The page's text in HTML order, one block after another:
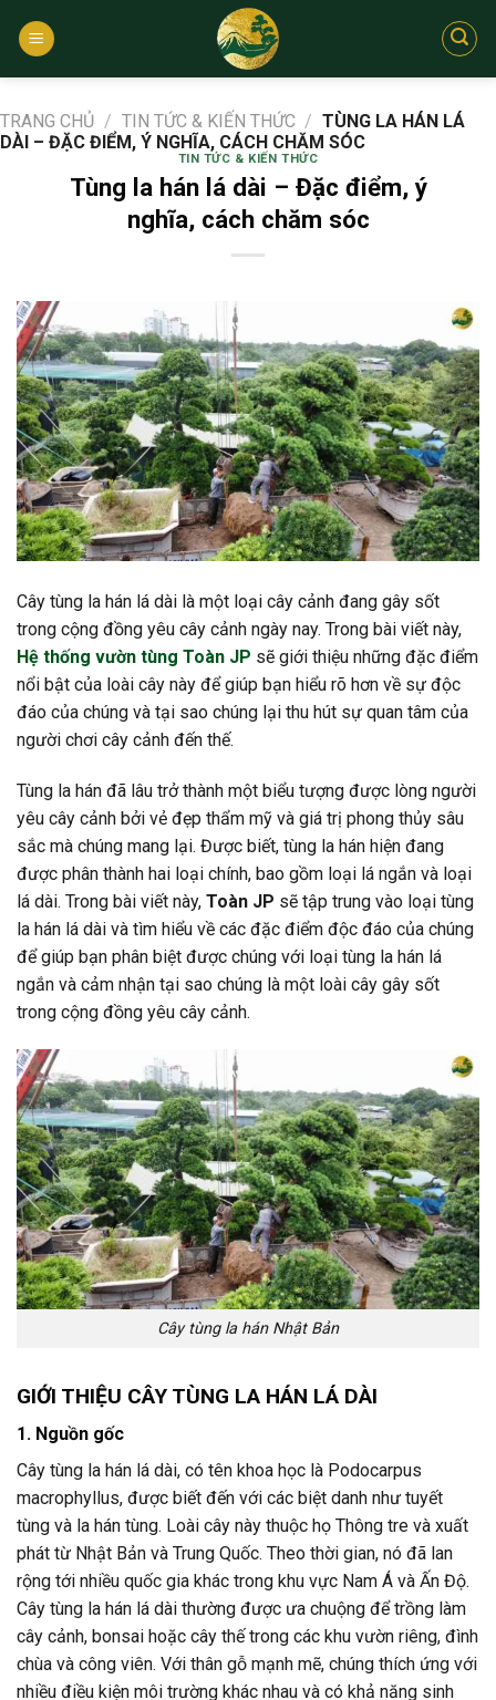
qua
TRANG CHỦ / TIN TỨC & KIẾN THỨC / TÙNG LA HÁN LÁ
DÀI – ĐẶC ĐIỂM, Ý NGHĨA, CÁCH CHĂM SÓC
TIN TỨC & KIẾN THỨC
Tùng la hán lá dài – Đặc điểm, ý
nghĩa, cách chăm sóc
Cây tùng la hán lá dài là một loại cây cảnh đang gây sốt
trong cộng đồng yêu cây cảnh ngày nay. Trong bài viết này,
Hệ thống vườn tùng Toàn JP sẽ giới thiệu những đặc điểm
nổi bật của loài cây này để giúp bạn hiểu rõ hơn về sự độc
đáo của chúng và tại sao chúng lại thu hút sự quan tâm của
người chơi cây cảnh đến thế.
Tùng la hán đã lâu trở thành một biểu tượng được lòng người
yêu cây cảnh bởi vẻ đẹp thẩm mỹ và giá trị phong thủy sâu
sắc mà chúng mang lại. Được biết, tùng la hán hiện đang
được phân thành hai loại chính, bao gồm loại lá ngắn và loại
lá dài. Trong bài viết này, Toàn JP sẽ tập trung vào loại tùng
la hán lá dài và tìm hiểu về các đặc điểm độc đáo của chúng
để giúp bạn phân biệt được chúng với loại tùng la hán lá
ngắn và cảm nhận tại sao chúng là một loài cây gây sốt
trong cộng đồng yêu cây cảnh.
Cây tùng la hán Nhật Bản
GIỚI THIỆU CÂY TÙNG LA HÁN LÁ DÀI
1. Nguồn gốc
Cây tùng la hán lá dài, có tên khoa học là Podocarpus
macrophyllus, được biết đến với các biệt danh như tuyết
tùng và la hán tùng. Loài cây này thuộc họ Thông tre và xuất
phát từ Nhật Bản và Trung Quốc. Theo thời gian, nó đã lan
rộng tới nhiều quốc gia khác trong khu vực Nam Á và Ấn Độ.
Cây tùng la hán lá dài thường được ưa chuộng để trồng làm
cây cảnh, bonsai hoặc cây thế trong các khu vườn riêng, đình
chùa và công viên. Với thân gỗ mạnh mẽ, chúng thích ứng với
nhiều điều kiện môi trường khác nhau và có khả năng sinh